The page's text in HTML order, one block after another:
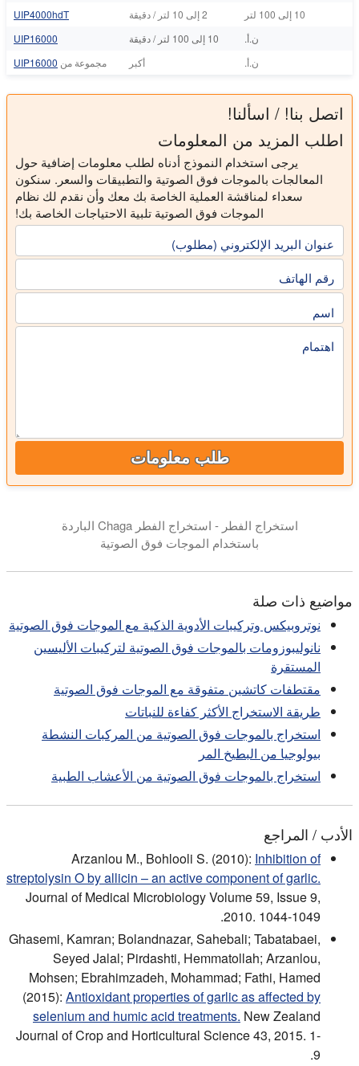
10 إلى 100 لتر 2 إلى 10 لتر / دقيقة
UIP4000hdT
ن.أ.
10 إلى 100 لتر / دقيقة
UIP16000
ن.أ.
أكبر مجموعة من UIP16000
اتصل بنا! / اسألنا!
اطلب المزيد من المعلومات
يرجى استخدام النموذج أدناه لطلب معلومات إضافية حول
المعالجات بالموجات فوق الصوتية والتطبيقات والسعر. سنكون
سعداء لمناقشة العملية الخاصة بك معك وأن نقدم لك نظام
الموجات فوق الصوتية تلبية الاحتياجات الخاصة بك!
عنوان البريد الإلكتروني (مطلوب)
رقم الهاتف
اسم
اهتمام
طلب معلومات
استخراج الفطر - استخراج الفطر Chaga الباردة
باستخدام الموجات فوق الصوتية
مواضيع ذات صلة
نوتروبيكس وتركيبات الأدوية الذكية مع الموجات فوق الصوتية
نانوليبوزومات بالموجات فوق الصوتية لتركيبات الأليسين
المستقرة
مقتطفات كاتشين متفوقة مع الموجات فوق الصوتية
طريقة الاستخراج الأكثر كفاءة للنباتات
استخراج بالموجات فوق الصوتية من المركبات النشطة
بيولوجيا من البطيخ المر
استخراج بالموجات فوق الصوتية من الأعشاب الطبية
الأدب / المراجع
Arzanlou M., Bohlooli S. (2010): Inhibition of
streptolysin O by allicin – an active component of garlic.
Journal of Medical Microbiology Volume 59, Issue 9,
2010. 1044-1049.
Ghasemi, Kamran; Bolandnazar, Sahebali; Tabatabaei,
Seyed Jalal; Pirdashti, Hemmatollah; Arzanlou,
Mohsen; Ebrahimzadeh, Mohammad; Fathi, Hamed
(2015): Antioxidant properties of garlic as affected by
selenium and humic acid treatments. New Zealand
Journal of Crop and Horticultural Science 43, 2015. 1-
9.